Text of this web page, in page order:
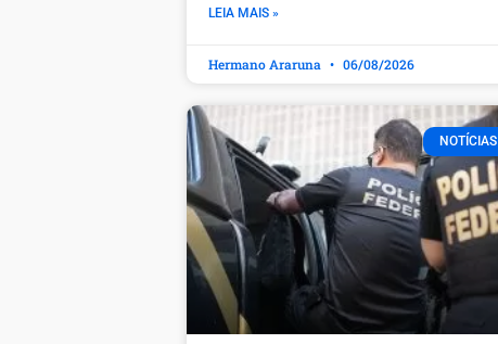
LEIA MAIS »
Hermano Araruna 06/08/2026
NOTÍCIAS